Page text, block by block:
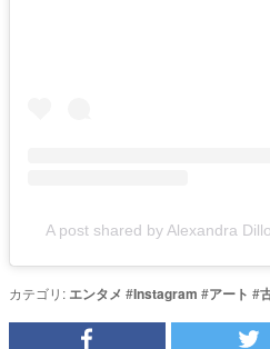
A post shared by Alexandra
カテゴリ: エンタメ #Instagram #アート #